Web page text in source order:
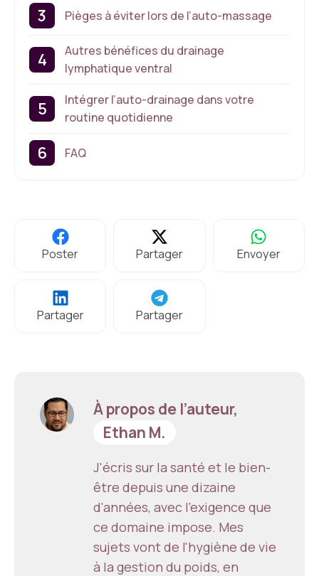
Pièges à éviter lors de l’auto-massage
Autres bénéfices du drainage
lymphatique ventral
Intégrer l’auto-drainage dans votre
routine quotidienne
FAQ
Poster Partager Envoyer
Partager Partager
À propos de l’auteur,
Ethan M.
J'écris sur la santé et le bien-
être depuis une dizaine
d'années, avec l'exigence que
ce domaine impose. Mes
sujets vont de l'hygiène de vie
à la gestion du poids, en